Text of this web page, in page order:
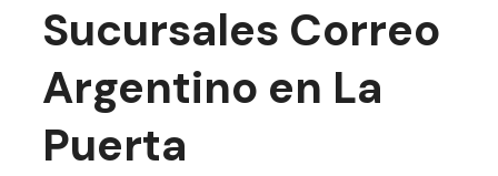
Sucursales Correo
Argentino en La
Puerta